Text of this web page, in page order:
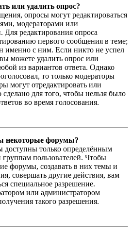
или удалить опрос?
опросы могут редактироваться
модераторами или
Для редактирования опроса
первого сообщения в теме;
именно с ним. Если никто не успел
можете удалить опрос или
из вариантов ответа. Однако
то только модераторы
могут отредактировать или
сделано для того, чтобы нельзя было
во время голосования.
некоторые форумы?
только определённым
группам пользователей. Чтобы
форумы, создавать в них темы и
совершать другие действия, вам
специальное разрешение.
или администратором
такого разрешения.